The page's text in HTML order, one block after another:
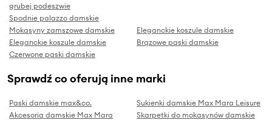
grubej podeszwie
Spodnie palazzo damskie
Mokasyny zamszowe damskie
Eleganckie koszule damskie
Eleganckie koszule damskie
Brązowe paski damskie
Czerwone paski damskie
Sprawdź co oferują inne marki
Paski damskie max&co.
Sukienki damskie Max Mara Leisure
Akcesoria damskie Max Mara
Skarpetki do mokasynów damskie